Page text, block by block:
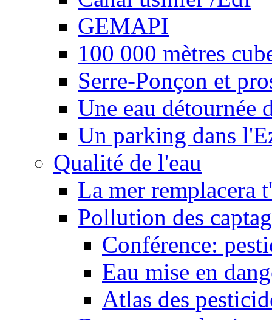
GEMAPI
100 000 mètres
Serre-Ponçon et
Une eau détournée
Un parking dans
Qualité de l'eau
La mer remplacera
Pollution des
Conférence:
Eau mise en
Atlas des